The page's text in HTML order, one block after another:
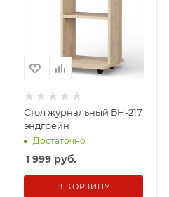
Стол журнальный БН-217
эндгрейн
Достаточно
1 999 руб.
В КОРЗИНУ